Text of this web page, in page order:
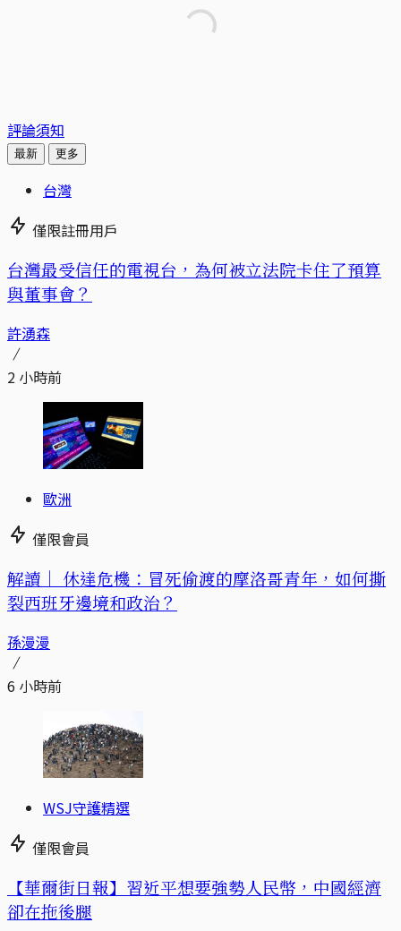
評論須知
最新 更多
台灣
僅限註冊用戶
台灣最受信任的電視台，為何被立法院卡住了預算
與董事會？
許湧森
2 小時前
歐洲
僅限會員
解讀｜ 休達危機：冒死偷渡的摩洛哥青年，如何撕
裂西班牙邊境和政治？
孫漫漫
6 小時前
WSJ守護精選
僅限會員
【華爾街日報】習近平想要強勢人民幣，中國經濟
卻在拖後腿